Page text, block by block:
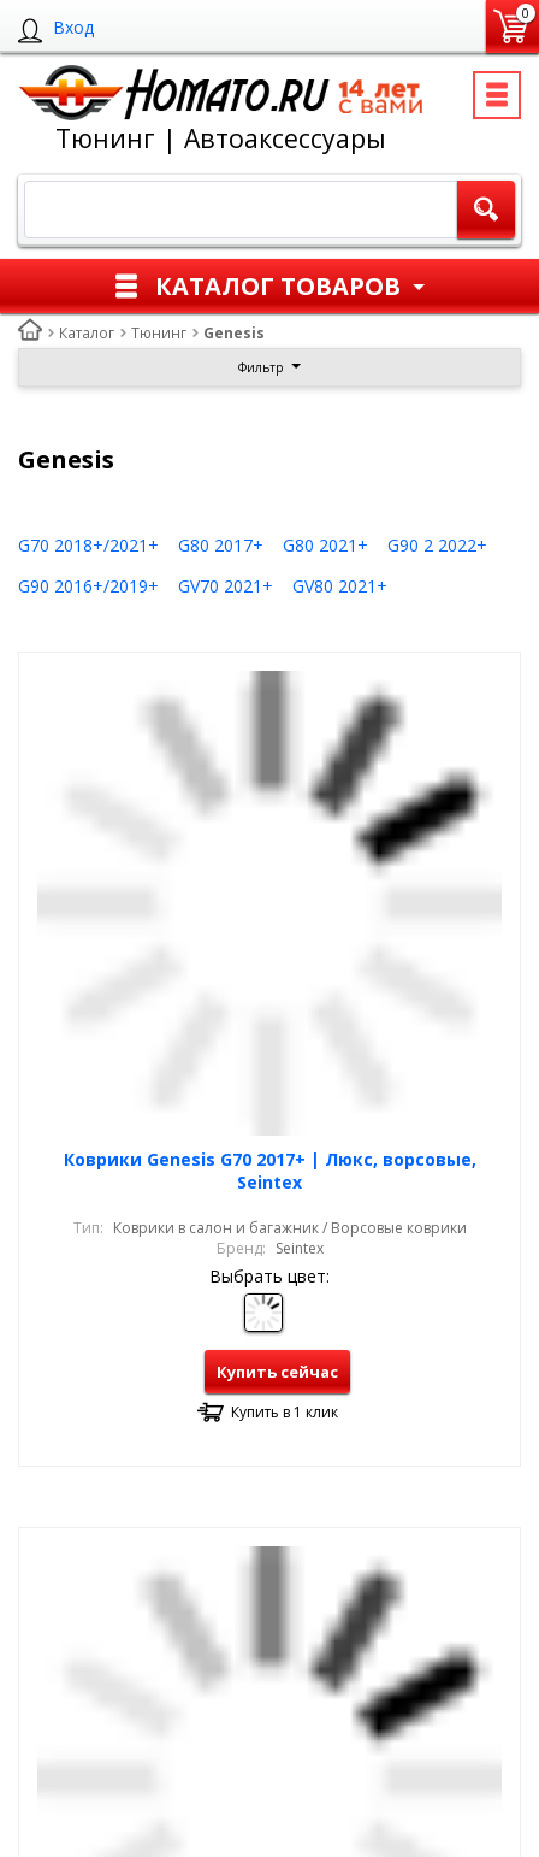
Вход
0
Тюнинг | Автоаксессуары
КАТАЛОГ ТОВАРОВ
Каталог Тюнинг Genesis
Фильтр
Genesis
G70 2018+/2021+ G80 2017+ G80 2021+
G90 2 2022+
G90 2016+/2019+
GV70 2021+ GV80 2021+
Коврики Genesis G70 2017+ | Люкс, ворсовые,
Seintex
Тип: Коврики в салон и багажник / Ворсовые коврики
Бренд: Seintex
Выбрать цвет:
Купить сейчас
Купить в 1 клик